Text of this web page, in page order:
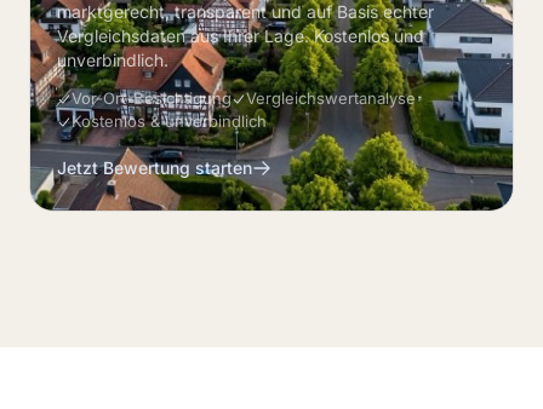
marktgerecht, transparent und auf Basis echter
Vergleichsdaten aus Ihrer Lage. Kostenlos und
unverbindlich.
Vor-Ort-Besichtigung
Vergleichswertanalyse
Kostenlos & unverbindlich
Jetzt Bewertung starten